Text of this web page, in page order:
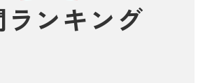
ランキング